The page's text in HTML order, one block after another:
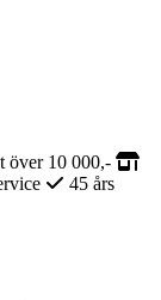
över 10 000,-
45 års